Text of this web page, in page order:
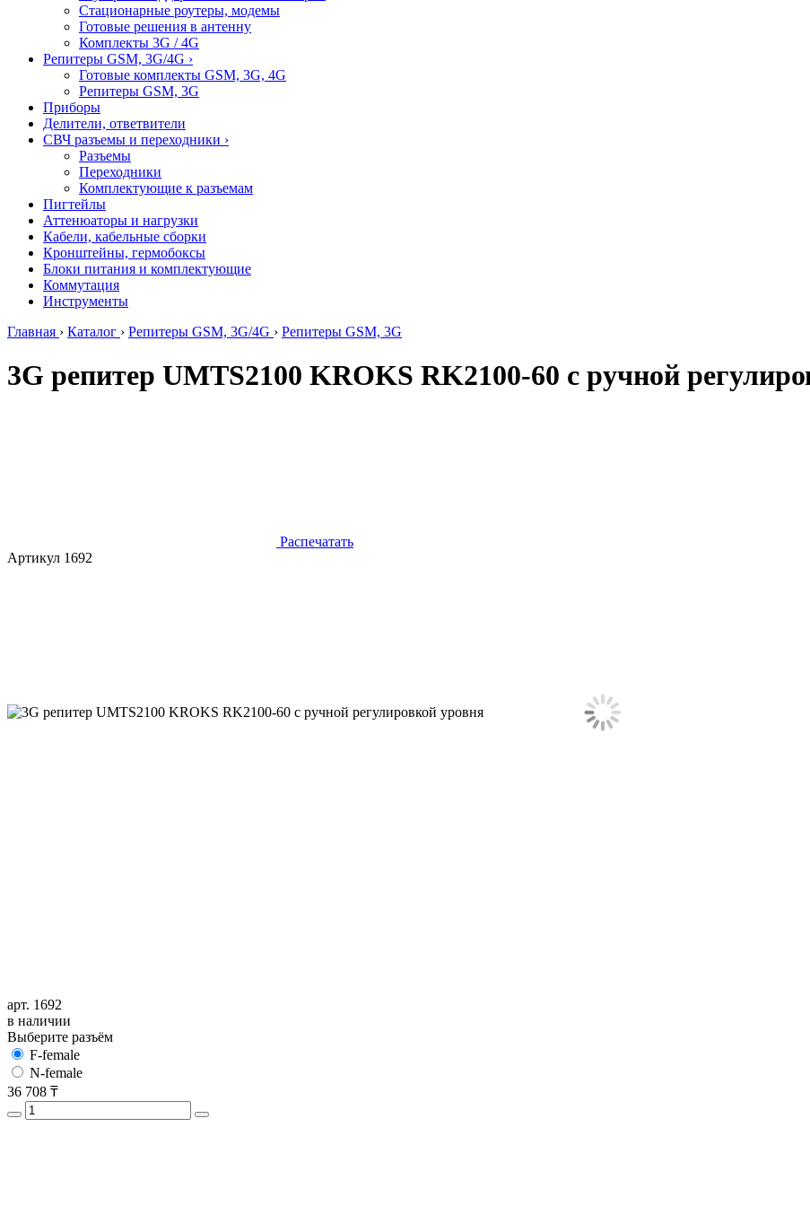
Стационарные роутеры, модемы
Готовые решения в антенну
Комплекты 3G / 4G
Репитеры GSM, 3G/4G ›
Готовые комплекты GSM, 3G, 4G
Репитеры GSM, 3G
Приборы
Делители, ответвители
СВЧ разъемы и переходники ›
Разъемы
Переходники
Комплектующие к разъемам
Пигтейлы
Аттенюаторы и нагрузки
Кабели, кабельные сборки
Кронштейны, гермобоксы
Блоки питания и комплектующие
Коммутация
Инструменты
Главная › Каталог › Репитеры GSM, 3G/4G › Репитеры GSM, 3G
3G репитер UMTS2100 KROKS RK2100-60 с ручной
Распечатать
Артикул 1692
арт. 1692
в наличии
Выберите разъём
F-female
N-female
36 708 ₸